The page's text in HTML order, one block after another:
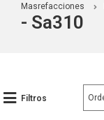
Masrefacciones
- Sa310
Filtros